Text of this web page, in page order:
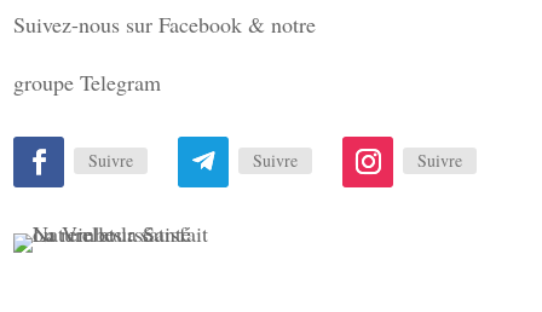
Suivez-nous sur Facebook & notre
groupe Telegram
Suivre Suivre Suivre